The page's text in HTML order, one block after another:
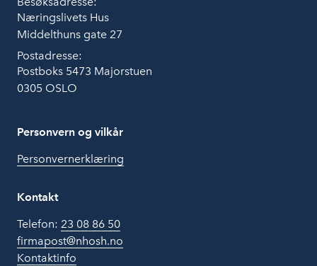
Næringslivets Hus
Middelthuns gate 27
Postadresse:
Postboks 5473 Majorstuen
0305 OSLO
Personvern og vilkår
Personvernerklæring
Kontakt
Telefon: 23 08 86 50
firmapost@nhosh.no
Kontaktinfo